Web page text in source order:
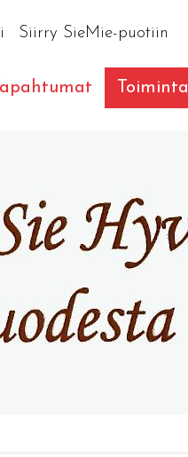
Siirry SieMie-puotiin
Toiminta